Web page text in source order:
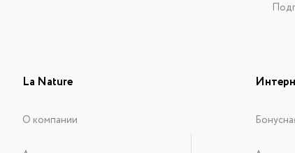
La Nature
О компании